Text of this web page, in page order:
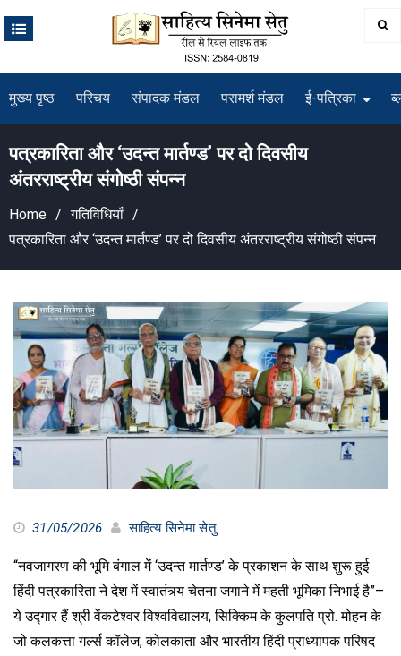
मुख्य पृष्ठ परिचय संपादक मंडल परामर्श मंडल ई-पत्रिका
पत्रकारिता और ‘उदन्त मार्तण्ड’ पर दो दिवसीय
अंतरराष्ट्रीय संगोष्ठी संपन्न
Home
गतिविधियाँ
पत्रकारिता और ‘उदन्त मार्तण्ड’ पर दो दिवसीय अंतरराष्ट्रीय संगोष्ठी संपन्न
31/05/2026 साहित्य सिनेमा सेतु
“नवजागरण की भूमि बंगाल में ‘उदन्त मार्तण्ड’ के प्रकाशन के साथ शुरू हुई
हिंदी पत्रकारिता ने देश में स्वातंत्र्य चेतना जगाने में महती भूमिका निभाई है”–
ये उद्गार हैं श्री वेंकटेश्वर विश्वविद्यालय, सिक्किम के कुलपति प्रो. मोहन के
जो कलकत्ता गर्ल्स कॉलेज, कोलकाता और भारतीय हिंदी प्राध्यापक परिषद